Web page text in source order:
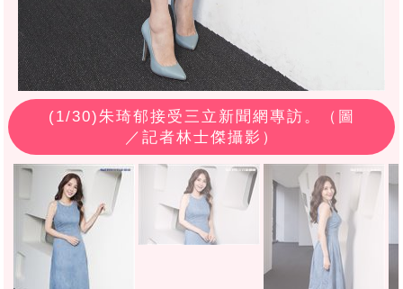
(1/30)朱琦郁接受三立新聞網專訪。（圖
／記者林士傑攝影）